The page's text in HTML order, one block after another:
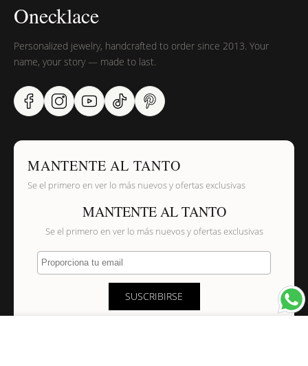
Onecklace
Personalized jewelry, handcrafted to order since 2013. Your
name, your story — made to last.
MANTENTE AL TANTO
Se el primero en ver lo más nuevos y ofertas exclusivas
MANTENTE AL TANTO
Se el primero en ver lo más nuevos y ofertas exclusivas
Proporciona tu email
SUSCRIBIRSE